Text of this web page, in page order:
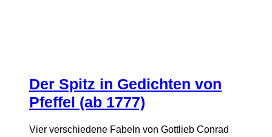
Der Spitz in Gedichten von
Pfeffel (ab 1777)
Vier verschiedene Fabeln von Gottlieb Conrad